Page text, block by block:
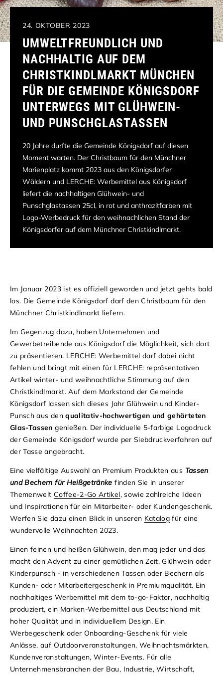
24. OKTOBER 2023
UMWELTFREUNDLICH UND
NACHHALTIG AUF DEM
CHRISTKINDLMARKT MÜNCHEN
FÜR DIE GEMEINDE KÖNIGSDORF
UNTERWEGS MIT GLÜHWEIN-
UND PUNSCHGLASTASSEN
20 Jahre durfte die Gemeinde Königsdorf auf diesen
Moment warten. Der Christbaum für den Münchner
Marienplatz kommt 2023 aus den Königsdorfer
Wäldern und LERCHE: Werbemittel aus Königsdorf
liefert die nachhaltigen Glühwein- und
Punschglastassen 25cl, in rot und anthrazitfarben mit
Logo-Werbedruck für den weihnachlichen Stand der
Königsdorfer auf dem Münchner Christkindlmarkt.
Im Januar 2023 ist es offiziell geworden und jetzt gehts bald
los. Die Gemeinde Königsdorf darf den Christbaum für den
Münchner Christkindlmarkt liefern.
Im Gegenzug dazu, haben Unternehmen und
Gewerbetreibende aus Königsdorf die Möglichkeit, sich dort
zu präsentieren. LERCHE: Werbemittel darf dabei nicht
fehlen und bringt mit einen für LERCHE: repräsentativen
Artikel winter- und weihnachtliche Stimmung auf den
Christkindlmarkt. Auf dem Markstand der Gemeinde
Königsdorf lassen sich dieses Jahr Glühwein und Kinder-
Punsch aus denqualitativ-hochwertigen und gehärteten
Glas-Tassengenießen. Der individuelle 5-farbige Logodruck
der Gemeinde Königsdorf wurde per Siebdruckverfahren auf
der Tasse angebracht.
Eine vielfältige Auswahl an Premium Produkten aus Tassen
und Bechern für Heißgetränke finden Sie in unserer
Themenwelt Coffee-2-Go Artikel, sowie zahlreiche Ideen
und Inspirationen für ein Mitarbeiter- oder Kundengeschenk.
Werfen Sie dazu einen Blick in unseren Katalog für eine
wundervolle Weihnachten 2023.
Einen feinen und heißen Glühwein, den mag jeder und das
macht den Advent zu einer gemütlichen Zeit. Glühwein oder
Kinderpunsch - in verschiedenen Tassen oder Bechern als
Kunden- oder Mitarbeitergeschenk in Premiumqualität. Ein
nachhaltiges Werbemittel mit dem to-go-Faktor, nachhaltig
produziert, ein Marken-Werbemittel aus Deutschland mit
hoher Qualität und in individuellem Design. Ein
Werbegeschenk oder Onboarding-Geschenk für viele
Anlässe, auf Outdoorveranstaltungen, Weihnachtsmärkten,
Kundenveranstaltungen, Winter-Events. Für alle
Unternehmensbranchen der Bau, Industrie, Wirtschaft,